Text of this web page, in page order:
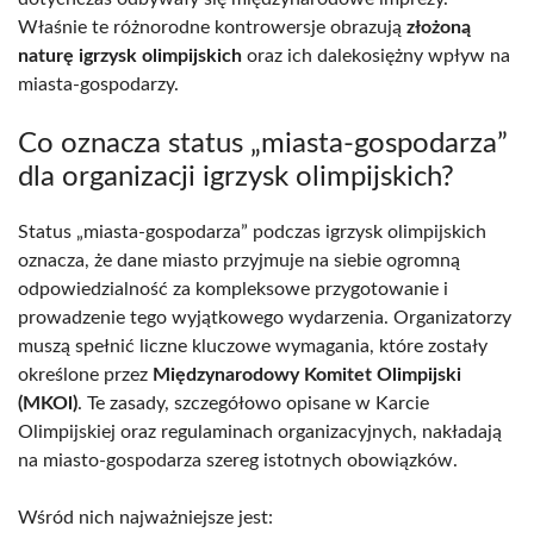
Właśnie te różnorodne kontrowersje obrazują złożoną
naturę igrzysk olimpijskich oraz ich dalekosiężny wpływ na
miasta-gospodarzy.
Co oznacza status „miasta-gospodarza”
dla organizacji igrzysk olimpijskich?
Status „miasta-gospodarza” podczas igrzysk olimpijskich
oznacza, że dane miasto przyjmuje na siebie ogromną
odpowiedzialność za kompleksowe przygotowanie i
prowadzenie tego wyjątkowego wydarzenia. Organizatorzy
muszą spełnić liczne kluczowe wymagania, które zostały
określone przez Międzynarodowy Komitet Olimpijski
(MKOl). Te zasady, szczegółowo opisane w Karcie
Olimpijskiej oraz regulaminach organizacyjnych, nakładają
na miasto-gospodarza szereg istotnych obowiązków.
Wśród nich najważniejsze jest: